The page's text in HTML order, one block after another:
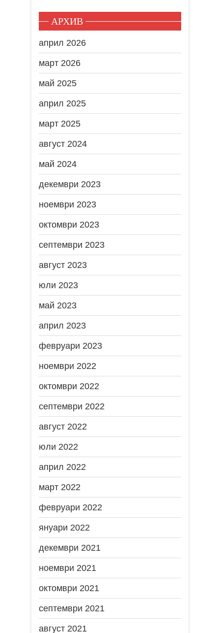
АРХИВ
април 2026
март 2026
май 2025
април 2025
март 2025
август 2024
май 2024
декември 2023
ноември 2023
октомври 2023
септември 2023
август 2023
юли 2023
май 2023
април 2023
февруари 2023
ноември 2022
октомври 2022
септември 2022
август 2022
юли 2022
април 2022
март 2022
февруари 2022
януари 2022
декември 2021
ноември 2021
октомври 2021
септември 2021
август 2021